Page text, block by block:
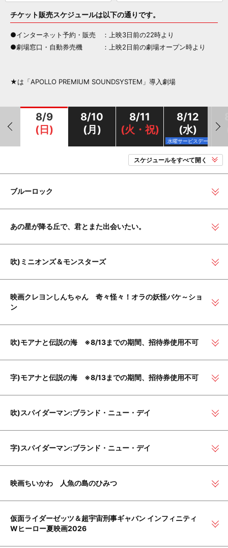
チケット販売スケジュールは以下の通りです。
●インターネット予約・販売
：上映3日前の22時より
●劇場窓口・自動券売機
：上映2日前の劇場オープン時より
★は「APOLLO PREMIUM SOUNDSYSTEM」導入劇場
8/9
(日)
8/10
(月)
8/11
(火・祝)
8/12
(水)
水曜サービスデー
スケジュールをすべて開く
ブルーロック
あの星が降る丘で、君とまた出会いたい。
吹)ミニオンズ＆モンスターズ
映画クレヨンしんちゃん 奇々怪々！オラの妖怪バケ～ショ
ン
吹)モアナと伝説の海 ※8/13までの期間、招待券使用不可
字)モアナと伝説の海 ※8/13までの期間、招待券使用不可
吹)スパイダーマン:ブランド・ニュー・デイ
字)スパイダーマン:ブランド・ニュー・デイ
映画ちいかわ 人魚の島のひみつ
仮面ライダーゼッツ＆超宇宙刑事ギャバン インフィニティ
Wヒーロー夏映画2026